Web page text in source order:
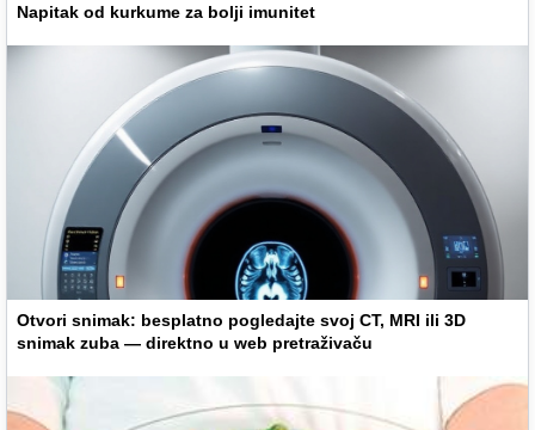
Napitak od kurkume za bolji imunitet
Otvori snimak: besplatno pogledajte svoj CT, MRI ili 3D
snimak zuba — direktno u web pretraživaču